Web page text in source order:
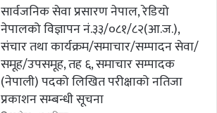
सार्वजनिक सेवा प्रसारण नेपाल, रेडियो
नेपालको विज्ञापन नं.३३/०८१/८२(आ.ज.),
संचार तथा कार्यक्रम/समाचार/सम्पादन सेवा/
समूह/उपसमूह, तह ६, समाचार सम्पादक
(नेपाली) पदको लिखित परीक्षाको नतिजा
प्रकाशन सम्बन्धी सूचना